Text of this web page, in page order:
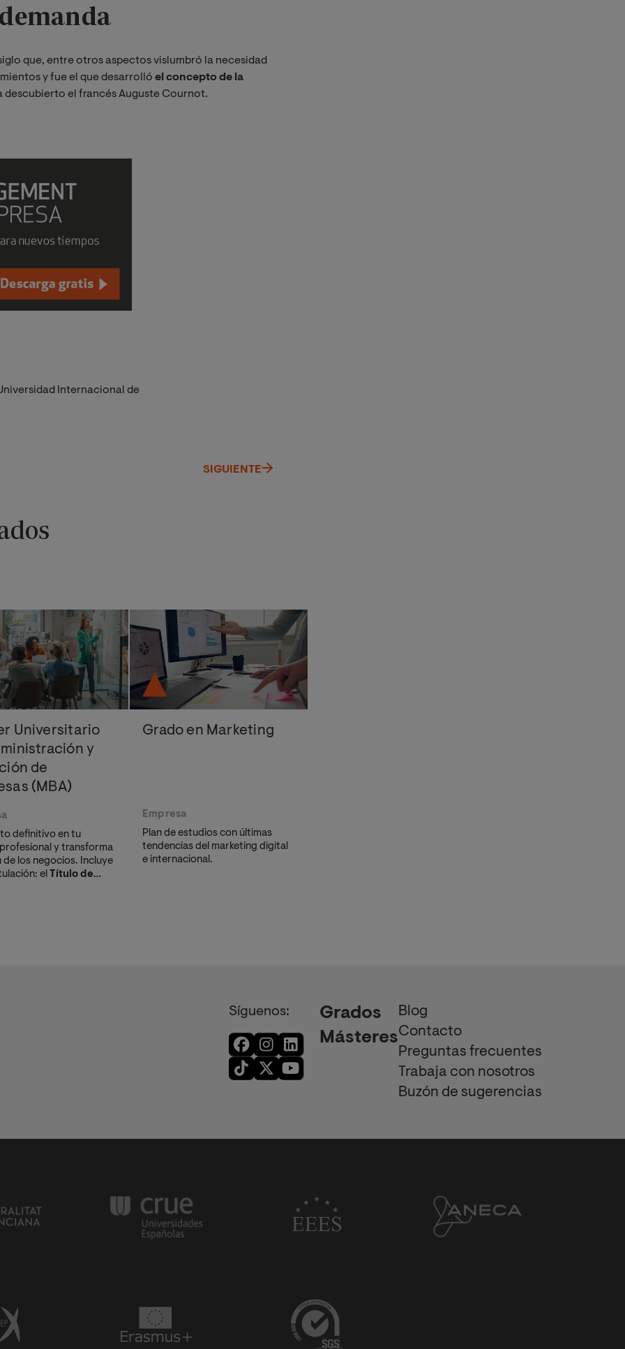
que, entre otros aspectos vislumbró la necesidad
y fue el que desarrolló el concepto de la
descubierto el francés Auguste Cournot.
Internacional de
SIGUIENTE
Universitario
y
de
(MBA)
definitivo en tu
y transforma
de los negocios. Incluye
el
Título de
Grado en Marketing
Empresa
Plan de estudios con últimas
tendencias del marketing digital
e internacional.
Síguenos:
Grados
Másteres
Blog
Contacto
Preguntas frecuentes
Trabaja con nosotros
Buzón de sugerencias